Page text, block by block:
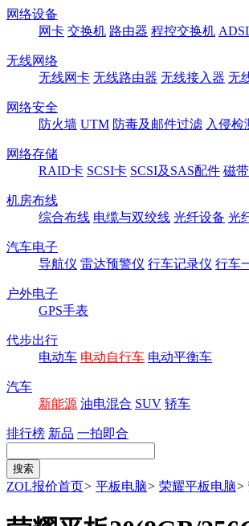
网络设备
网卡 交换机 路由器 程控交换机
无线网络
无线网卡 无线路由器 无线接入器 无
网络安全
防火墙 UTM 防毒及邮件过滤 入侵检
网络存储
RAID卡 SCSI卡 SCSI及SAS配件 磁
机房布线
综合布线 电缆与双绞线 光纤设备 光
汽车电子
导航仪 雷达预警仪 行车记录仪 行车
户外电子
GPS手表
代步出行
电动车 电动自行车 电动平衡车
汽车
新能源 油电混合 SUV 轿车
排行榜 新品 一拍即合
ZOL报价首页> 平板电脑> 荣耀平板电脑>